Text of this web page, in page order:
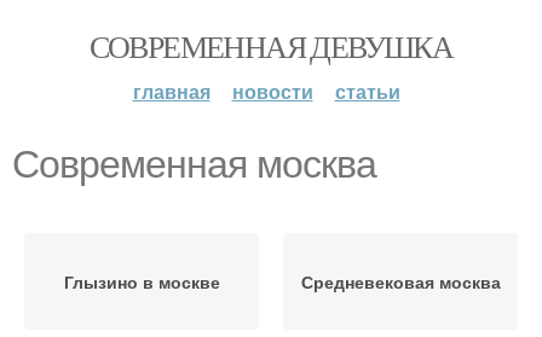
СОВРЕМЕННАЯ ДЕВУШКА
главная новости статьи
Современная москва
Глызино в москве Средневековая москва